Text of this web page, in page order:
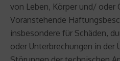
von Leben, Körper und/ oder
Voranstehende
insbesondere für Schäden,
oder Unterbrechungen in der